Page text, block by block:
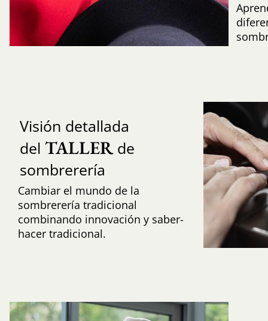
Visión detallada
del TALLERde
sombrerería
Cambiar el mundo de la
sombrerería tradicional
combinando innovación y saber-
hacer tradicional.